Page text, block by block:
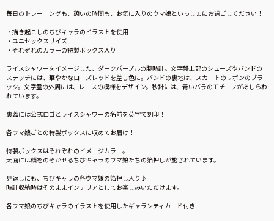
毎日のトレーニングも、憩いの時間も、お気に入りのウマ娘といっしょにお過ごしください！
・描き起こしのちびキャラのイラストを使用
・ユニセックスサイズ
・それぞれのカラーの特製ボックス入り
ライスシャワーをイメージした、ダークパープルの腕時計。文字盤上部のシューズやバンドの
ステッチには、華やかなローズレッドを差し色に。バンドの裏地は、スカートのリボンのブラ
ック。文字盤の外周には、レースの模様をデザイン。秒針には、青いバラのモチーフがあしらわ
れています。
裏蓋には公式ロゴとライスシャワーの名前を英字で刻印！
各ウマ娘ごとの特製ボックスに収めてお届け！
特製ボックスはそれぞれのイメージカラー。
天面には顔をのぞかせるちびキャラのウマ娘たちの箔押しが施されています。
見返しにも、ちびキャラの各ウマ娘の箔押し入り♪
時計収納時はそのままインテリアとしてお楽しみいただけます。
各ウマ娘のちびキャラのイラストを使用したギャランティカード付き